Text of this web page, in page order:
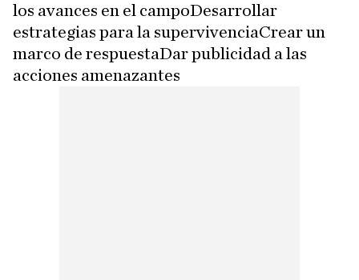
los avances en el campoDesarrollar
estrategias para la supervivenciaCrear un
marco de respuestaDar publicidad a las
acciones amenazantes